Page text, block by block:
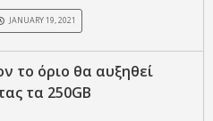
JANUARY 19, 2021
το όριο θα αυξηθεί
τα 250GB